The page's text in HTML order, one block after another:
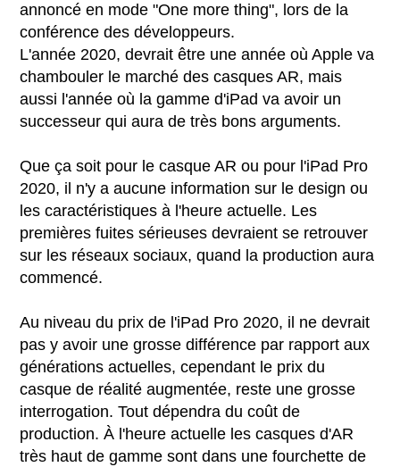
annoncé en mode "One more thing", lors de la
conférence des développeurs.
L'année 2020, devrait être une année où Apple va
chambouler le marché des casques AR, mais
aussi l'année où la gamme d'iPad va avoir un
successeur qui aura de très bons arguments.
Que ça soit pour le casque AR ou pour l'iPad Pro
2020, il n'y a aucune information sur le design ou
les caractéristiques à l'heure actuelle. Les
premières fuites sérieuses devraient se retrouver
sur les réseaux sociaux, quand la production aura
commencé.
Au niveau du prix de l'iPad Pro 2020, il ne devrait
pas y avoir une grosse différence par rapport aux
générations actuelles, cependant le prix du
casque de réalité augmentée, reste une grosse
interrogation. Tout dépendra du coût de
production. À l'heure actuelle les casques d'AR
très haut de gamme sont dans une fourchette de